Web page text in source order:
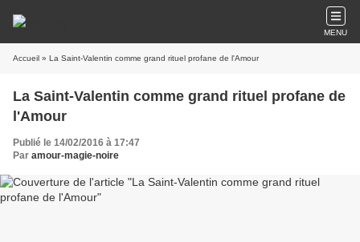
MENU
Accueil » La Saint-Valentin comme grand rituel profane de l'Amour
La Saint-Valentin comme grand rituel profane de
l'Amour
Publié le 14/02/2016 à 17:47
Par amour-magie-noire